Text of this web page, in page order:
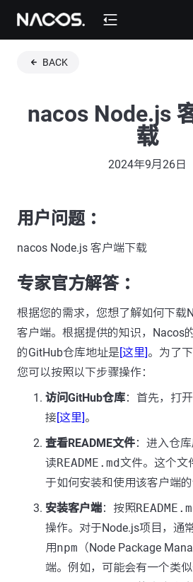
BACK
nacos Node.js
载
2024年9月26日
用户问题 ：
nacos Node.js 客户端下载
专家官方解答 ：
根据您的需求，您想了解如何下载
客户端。根据提供的知识，Nacos
的GitHub仓库地址是[这里]。为了
您可以按照以下步骤操作：
访问GitHub仓库：首先，打
接[这里]。
查看README文件：进入仓
读README.md文件。这个文
于如何安装和使用该客户端的
安装客户端：按照
操作。对于Node.js项目，通
用npm （Node Package
端。例如，可能会有一个类